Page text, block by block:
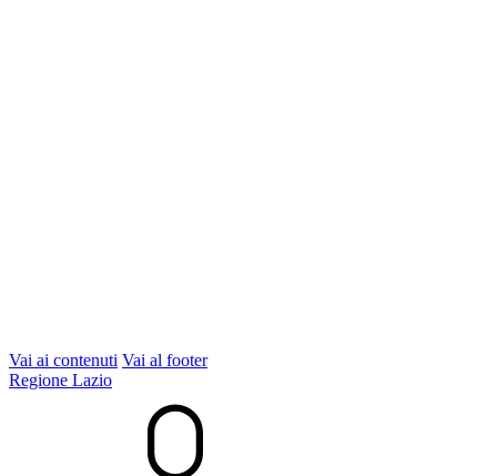
Vai ai contenuti Vai al footer
Regione Lazio